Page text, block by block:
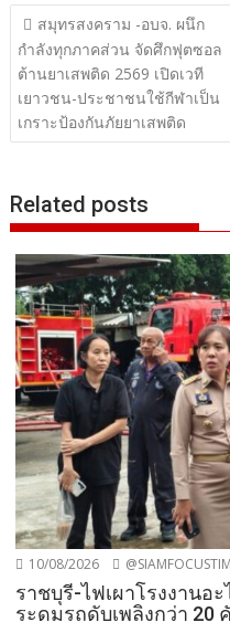
แนะแนว
เรื่อง
สมุทรสงคราม -อบจ. ผนึก
กำลังทุกภาคส่วน จัดศึกฟุตซอล
ต้านยาเสพติด 2569 เปิดเวที
เยาวชน-ประชาชนใช้กีฬาเป็น
เกราะป้องกันภัยยาเสพติด
Related posts
10/08/2026
ราชบุรี-ไฟเผาโรงงานอ
ระดมรถดับเพลิงกว่า 20